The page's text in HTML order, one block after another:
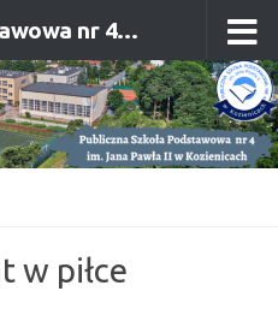
Publiczna Szkoła Podstawowa nr 4 im. Jana Pawła II w Kozienicach
w piłce